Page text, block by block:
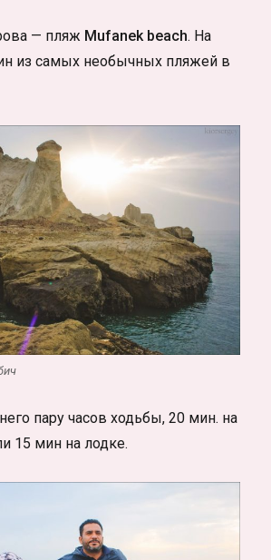
— пляж Mufanek beach. На
из самых необычных пляжей в
пару часов ходьбы, 20 мин. на
15 мин на лодке.